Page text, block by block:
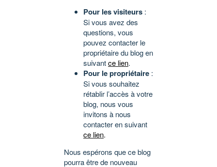
Pour les visiteurs :
Si vous avez des
questions, vous
pouvez contacter le
propriétaire du blog en
suivantce lien.
Pour le propriétaire :
Si vous souhaitez
rétablir l’accès à votre
blog, nous vous
invitons à nous
contacter en suivant
ce lien.
Nous espérons que ce blog
pourra être de nouveau